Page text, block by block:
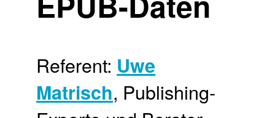
Referent: Uwe
Matrisch, Publishing-